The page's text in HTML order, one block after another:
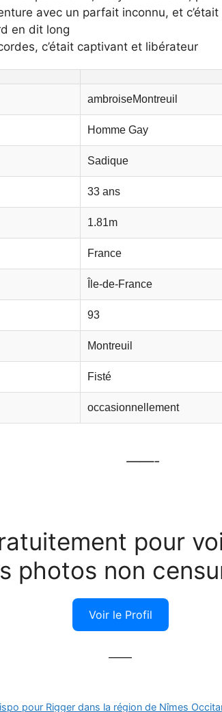
avec un parfait inconnu, et
en dit long
c’était captivant et libérateur
ambroiseMontreuil
Homme Gay
Sadique
33 ans
1.81m
France
Île-de-France
93
Montreuil
Fisté
occasionnellement
——-
pour
photos non
Voir le Profil
——
pour Rigger dans la région de Nîmes